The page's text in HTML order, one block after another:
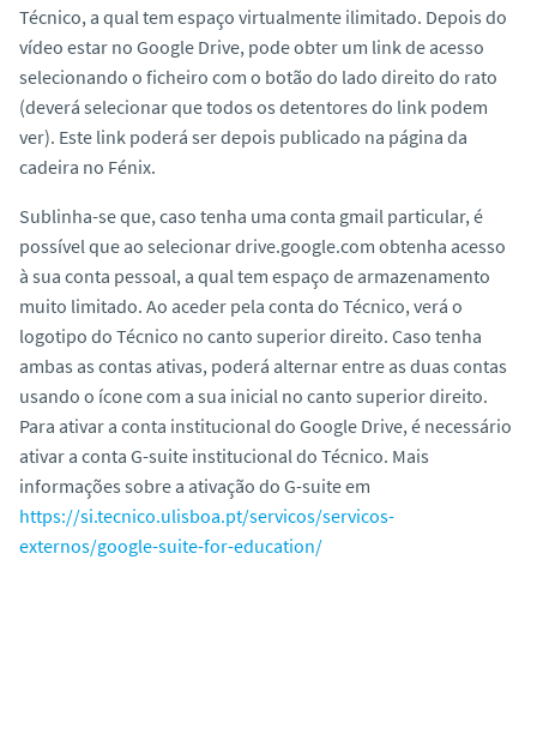
Técnico, a qual tem espaço virtualmente ilimitado. Depois do
vídeo estar no Google Drive, pode obter um link de acesso
selecionando o ficheiro com o botão do lado direito do rato
(deverá selecionar que todos os detentores do link podem
ver). Este link poderá ser depois publicado na página da
cadeira no Fénix.
Sublinha-se que, caso tenha uma conta gmail particular, é
possível que ao selecionar drive.google.com obtenha acesso
à sua conta pessoal, a qual tem espaço de armazenamento
muito limitado. Ao aceder pela conta do Técnico, verá o
logotipo do Técnico no canto superior direito. Caso tenha
ambas as contas ativas, poderá alternar entre as duas contas
usando o ícone com a sua inicial no canto superior direito.
Para ativar a conta institucional do Google Drive, é necessário
ativar a conta G-suite institucional do Técnico. Mais
informações sobre a ativação do G-suite em
https://si.tecnico.ulisboa.pt/servicos/servicos-
externos/google-suite-for-education/